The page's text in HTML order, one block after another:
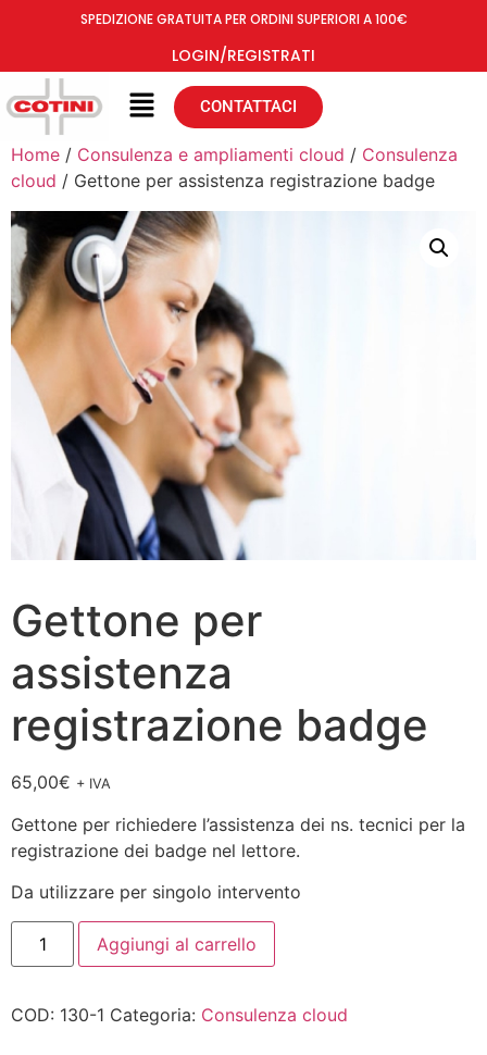
SPEDIZIONE GRATUITA PER ORDINI SUPERIORI A 100€
LOGIN/REGISTRATI
CONTATTACI
Home / Consulenza e ampliamenti cloud / Consulenza
cloud / Gettone per assistenza registrazione badge
Gettone per
assistenza
registrazione badge
65,00€ + IVA
Gettone per richiedere l’assistenza dei ns. tecnici per la
registrazione dei badge nel lettore.
Da utilizzare per singolo intervento
Aggiungi al carrello
COD: 130-1 Categoria: Consulenza cloud